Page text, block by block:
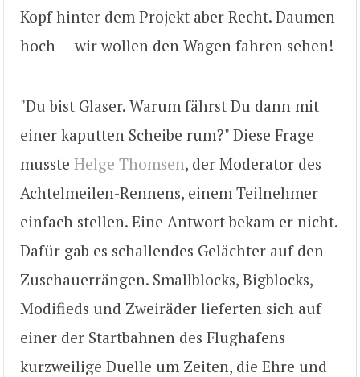
Kopf hinter dem Projekt aber Recht. Daumen
hoch — wir wollen den Wagen fahren sehen!
"Du bist Glaser. Warum fährst Du dann mit
einer kaputten Scheibe rum?" Diese Frage
musste Helge Thomsen, der Moderator des
Achtelmeilen-Rennens, einem Teilnehmer
einfach stellen. Eine Antwort bekam er nicht.
Dafür gab es schallendes Gelächter auf den
Zuschauerrängen. Smallblocks, Bigblocks,
Modifieds und Zweiräder lieferten sich auf
einer der Startbahnen des Flughafens
kurzweilige Duelle um Zeiten, die Ehre und